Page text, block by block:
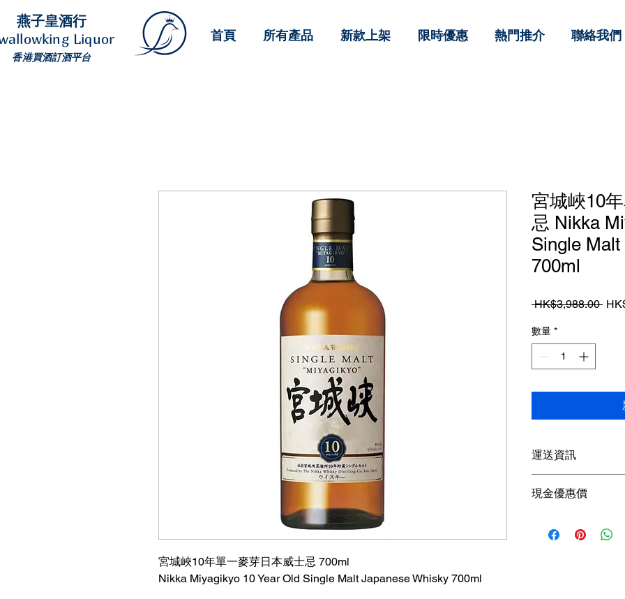
燕子皇酒行
Liquor
香港買酒訂酒平台
首頁 所有產品 新款上架 限時優惠 熱門推介 聯絡我們
宮城峽10年單一麥芽日本威士忌 700ml
Nikka Miyagikyo 10 Year Old Single Malt Japanese Whisky 700ml
宮城峽10
忌 Nikka
Single
700ml
HK$3,988.00 一
數量 *
運送資訊
；港幣1000元以下
現金優惠價
使用轉數快FPS、